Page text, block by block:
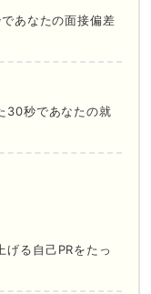
あなたの面接偏差
30秒であなたの就
る自己PRをたっ